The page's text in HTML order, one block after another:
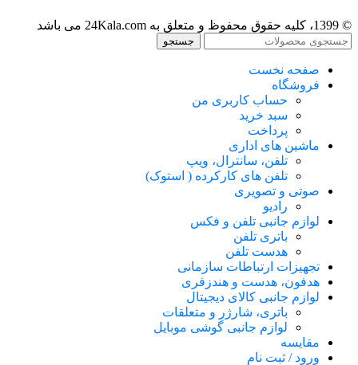
© 1399، کلیه حقوق محفوظ و متعلق به 24Kala.com می باشد
جستجو
صفحه نخست
فروشگاه
حساب کاربری من
سبد خرید
پرداخت
ماشین های اداری
تلفن، سانترال، ویپ
تلفن های کارکرده ( استوک)
صوتی و تصویری
رادیو
لوازم جانبی تلفن و فکس
باتری تلفن
هدست تلفن
تجهیزات ارتباطات سازمانی
هدفون، هدست و هندزفری
لوازم جانبی کالای دیجیتال
باتری، شارژر و متعلقات
لوازم جانبی گوشی موبایل
مقایسه
ورود / ثبت نام